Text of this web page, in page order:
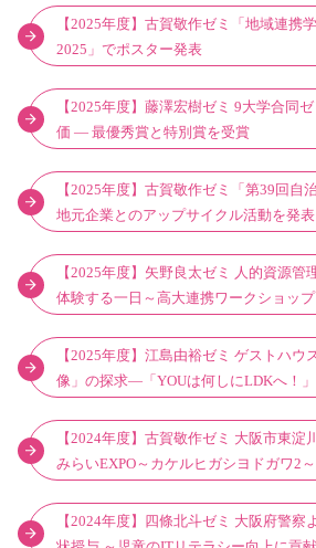
【2025年度】古賀敬作ゼミ「地域連携
2025」でポスター発表
【2025年度】藤澤宏樹ゼミ 9大学合同
価 ― 最優秀賞と特別賞を受賞
【2025年度】古賀敬作ゼミ「第39回自
地元企業とのアップサイクル活動を発表
【2025年度】矢野良太ゼミ 人的資源管
体験する一日～高大連携ワークショップ
【2025年度】江島由裕ゼミ ゲストハウ
像」の探求―「YOUは何しにLDKへ！」
【2024年度】古賀敬作ゼミ 大阪市東淀
みらいEXPO～カケルヒガシヨドガワ2～
【2024年度】四條北斗ゼミ 大阪府警察